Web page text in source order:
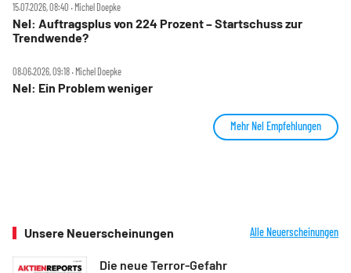
15.07.2026, 08:40 ‧ Michel Doepke
Nel: Auftragsplus von 224 Prozent – Startschuss zur
Trendwende?
08.06.2026, 09:18 ‧ Michel Doepke
Nel: Ein Problem weniger
Mehr Nel Empfehlungen
Unsere Neuerscheinungen Alle Neuerscheinungen
Die neue Terror-Gefahr